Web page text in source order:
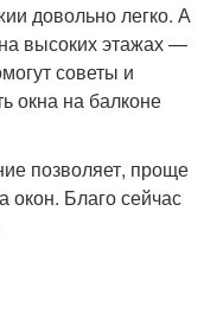
довольно легко. А
высоких этажах —
советы и
окна на балконе
позволяет, проще
окон. Благо сейчас